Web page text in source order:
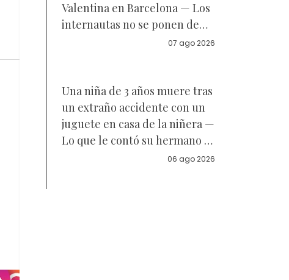
Valentina en Barcelona — Los
internautas no se ponen de
acuerdo sobre a quién se07 ago 2026
Una niña de 3 años muere tras
un extraño accidente con un
juguete en casa de la niñera —
Lo que le contó su hermano a
06 ago 2026